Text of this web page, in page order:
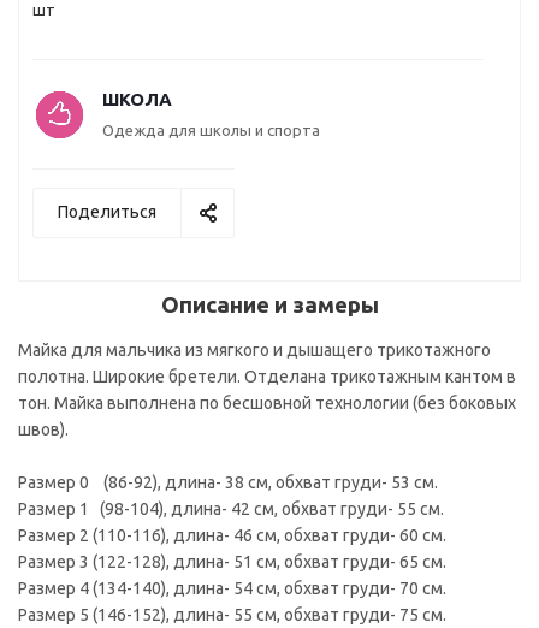
шт
ШКОЛА
Одежда для школы и спорта
Поделиться
Описание и замеры
Майка для мальчика из мягкого и дышащего трикотажного
полотна. Широкие бретели. Отделана трикотажным кантом в
тон. Майка выполнена по бесшовной технологии (без боковых
швов).
Размер 0 (86-92), длина- 38 см, обхват груди- 53 см.
Размер 1 (98-104), длина- 42 см, обхват груди- 55 см.
Размер 2 (110-116), длина- 46 см, обхват груди- 60 см.
Размер 3 (122-128), длина- 51 см, обхват груди- 65 см.
Размер 4 (134-140), длина- 54 см, обхват груди- 70 см.
Размер 5 (146-152), длина- 55 см, обхват груди- 75 см.